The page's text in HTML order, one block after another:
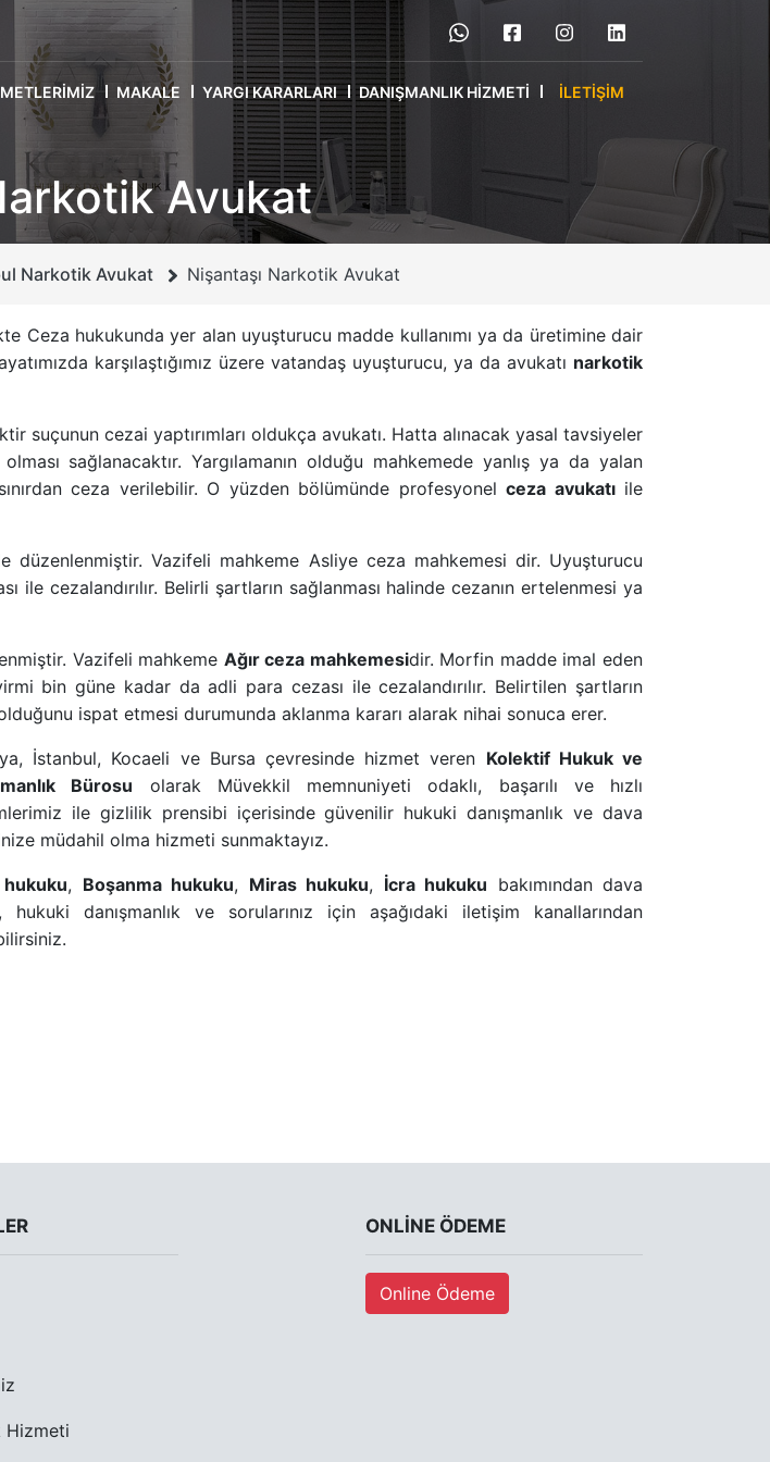
MAKALE YARGI KARARLARI DANIŞMANLIK HIZMETI İLETIŞIM
Avukat
Narkotik Avukat Nişantaşı Narkotik Avukat
Ceza hukukunda yer alan uyuşturucu madde kullanımı ya da üretimine dair
karşılaştığımız üzere vatandaş uyuşturucu, ya da avukatı narkotik
suçunun cezai yaptırımları oldukça avukatı. Hatta alınacak yasal tavsiyeler
sağlanacaktır. Yargılamanın olduğu mahkemede yanlış ya da yalan
ceza verilebilir. O yüzden bölümünde profesyonel ceza avukatıile
düzenlenmiştir. Vazifeli mahkeme Asliye ceza mahkemesi dir. Uyuşturucu
ile cezalandırılır. Belirli şartların sağlanması halinde cezanın ertelenmesi ya
Vazifeli mahkeme Ağır ceza mahkemesidir. Morfin madde imal eden
bin güne kadar da adli para cezası ile cezalandırılır. Belirtilen şartların
ispat etmesi durumunda aklanma kararı alarak nihai sonuca erer.
İstanbul, Kocaeli ve Bursa çevresinde hizmet veren Kolektif Hukuk ve
Bürosu olarak Müvekkil memnuniyeti odaklı, başarılı ve hızlı
ile gizlilik prensibi içerisinde güvenilir hukuki danışmanlık ve dava
müdahil olma hizmeti sunmaktayız.
, Boşanma hukuku, Miras hukuku, İcra hukuku bakımından dava
hukuki danışmanlık ve sorularınız için aşağıdaki iletişim kanallarından
Hizmeti
ONLINE ÖDEME
Online Ödeme